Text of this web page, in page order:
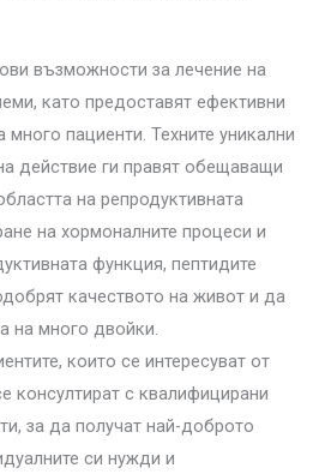
възможности за лечение на
като предоставят ефективни
пациенти. Техните уникални
действие ги правят обещаващи
на репродуктивната
на хормоналните процеси и
функция, пептидите
качеството на живот и да
на много двойки.
които се интересуват от
консултират с квалифицирани
за да получат най-доброто
си нужди и